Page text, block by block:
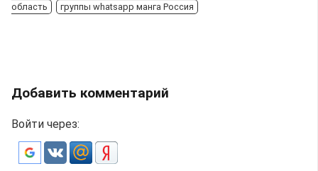
область
группы whatsapp манга Россия
Добавить комментарий
Войти через: